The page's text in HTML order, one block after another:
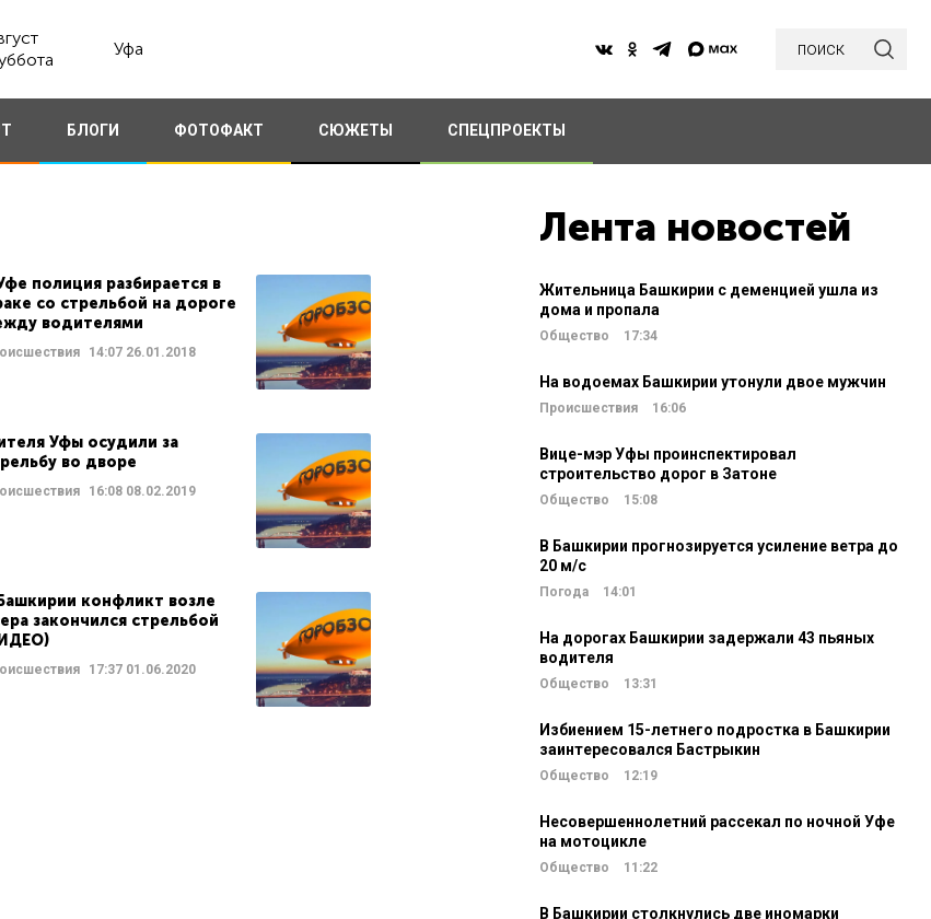
Уфа поиск
БЛОГИ ФОТОФАКТ СЮЖЕТЫ СПЕЦПРОЕКТЫ
полиция разбирается в
со стрельбой на дороге
водителями
14:0726.01.2018
Уфы осудили за
во дворе
16:0808.02.2019
конфликт возле
закончился стрельбой
17:3701.06.2020
Лента новостей
Жительница Башкирии с деменцией ушла из
дома и пропала
Общество 17:34
На водоемах Башкирии утонули двое мужчин
Происшествия 16:06
Вице-мэр Уфы проинспектировал
строительство дорог в Затоне
Общество 15:08
В Башкирии прогнозируется усиление ветра до
20 м/c
Погода 14:01
На дорогах Башкирии задержали 43 пьяных
водителя
Общество 13:31
Избиением 15-летнего подростка в Башкирии
заинтересовался Бастрыкин
Общество 12:19
Несовершеннолетний рассекал по ночной Уфе
на мотоцикле
Общество 11:22
В Башкирии столкнулись две иномарки